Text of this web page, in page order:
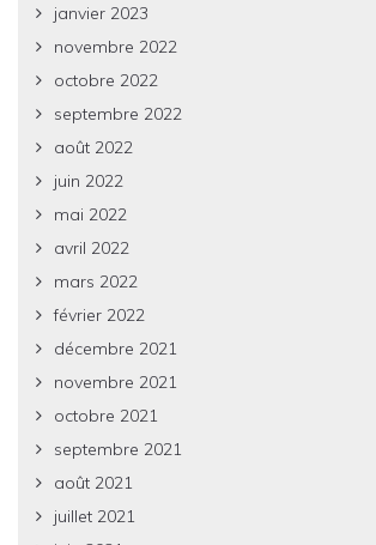
janvier 2023
novembre 2022
octobre 2022
septembre 2022
août 2022
juin 2022
mai 2022
avril 2022
mars 2022
février 2022
décembre 2021
novembre 2021
octobre 2021
septembre 2021
août 2021
juillet 2021